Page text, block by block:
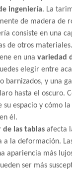
ingeniería. La
de madera de
consiste en una
de otros materiales.
en una variedad
elegir entre
barnizados, y una
hasta el oscuro.
su espacio y cómo
él.
de las tablas afecta
a la deformación.
apariencia más
ser más